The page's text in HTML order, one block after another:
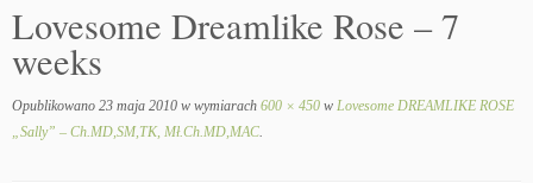
Lovesome Dreamlike Rose – 7
weeks
Opublikowano 23 maja 2010 w wymiarach 600 × 450 w Lovesome DREAMLIKE ROSE
„Sally” – Ch.MD,SM,TK, Mł.Ch.MD,MAC.